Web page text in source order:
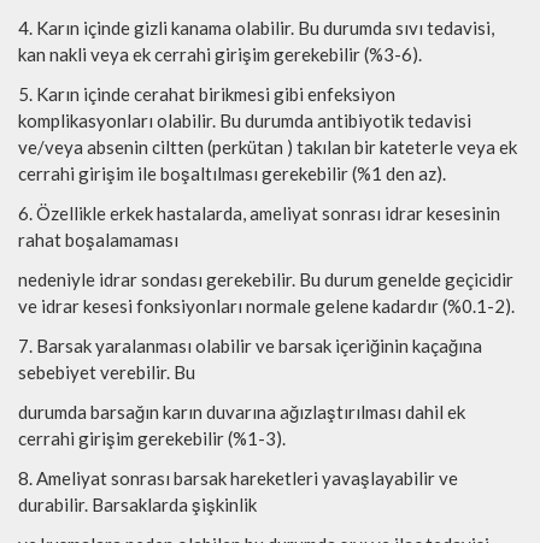
4. Karın içinde gizli kanama olabilir. Bu durumda sıvı tedavisi,
kan nakli veya ek cerrahi girişim gerekebilir (%3-6).
5. Karın içinde cerahat birikmesi gibi enfeksiyon
komplikasyonları olabilir. Bu durumda antibiyotik tedavisi
ve/veya absenin ciltten (perkütan ) takılan bir kateterle veya ek
cerrahi girişim ile boşaltılması gerekebilir (%1 den az).
6. Özellikle erkek hastalarda, ameliyat sonrası idrar kesesinin
rahat boşalamaması
nedeniyle idrar sondası gerekebilir. Bu durum genelde geçicidir
ve idrar kesesi fonksiyonları normale gelene kadardır (%0.1-2).
7. Barsak yaralanması olabilir ve barsak içeriğinin kaçağına
sebebiyet verebilir. Bu
durumda barsağın karın duvarına ağızlaştırılması dahil ek
cerrahi girişim gerekebilir (%1-3).
8. Ameliyat sonrası barsak hareketleri yavaşlayabilir ve
durabilir. Barsaklarda şişkinlik